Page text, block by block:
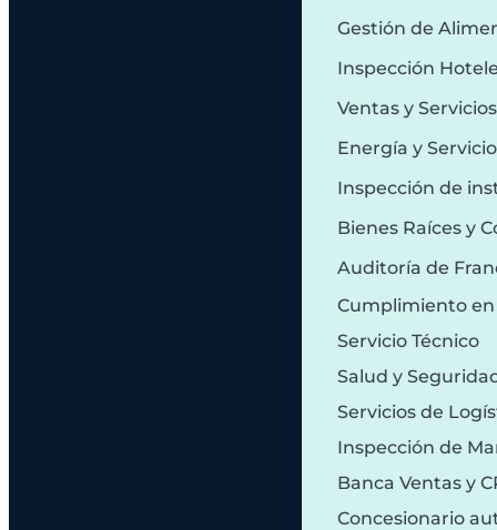
Gestión de
Inspección
Ventas y
Energía y
Inspección de
Bienes Raíces y
Auditoría de
Cumplimiento en
Servicio Técnico
Salud y
Servicios de
Inspección de
Banca Ventas y
Concesionario